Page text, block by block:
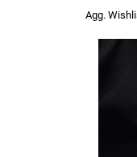
Agg.